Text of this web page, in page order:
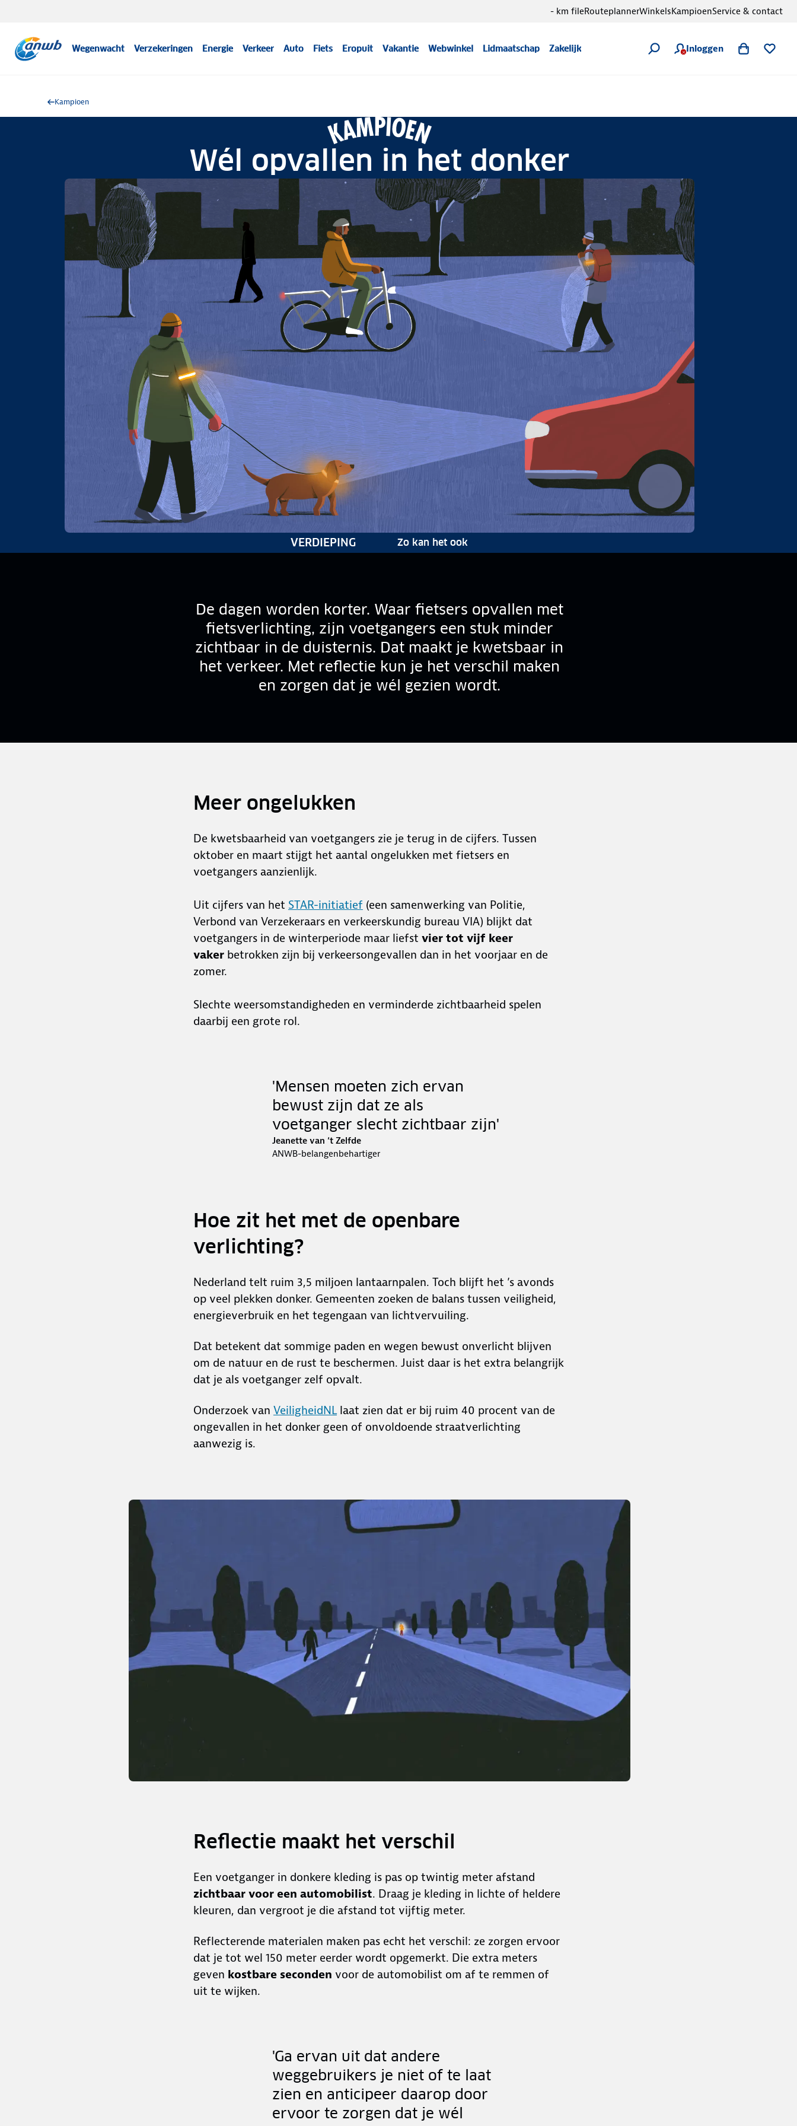
Wegenwacht Verzekeringen Energie Verkeer Auto Fiets Eropuit Vakantie Webwinkel Lidmaatschap Zakelijk Inloggen
- km fileRouteplannerWinkelsKampioenService & contact
Kampioen
Wél opvallen in het donker
RUBRIEK:
VERDIEPING Zo kan het ook
De dagen worden korter. Waar fietsers opvallen met
fietsverlichting, zijn voetgangers een stuk minder
zichtbaar in de duisternis. Dat maakt je kwetsbaar in
het verkeer. Met reflectie kun je het verschil maken
en zorgen dat je wél gezien wordt.
Meer ongelukken
De kwetsbaarheid van voetgangers zie je terug in de cijfers. Tussen
oktober en maart stijgt het aantal ongelukken met fietsers en
voetgangers aanzienlijk.
Uit cijfers van het STAR-initiatief (een samenwerking van Politie,
Verbond van Verzekeraars en verkeerskundig bureau VIA) blijkt dat
voetgangers in de winterperiode maar liefst vier tot vijf keer
vakerbetrokken zijn bij verkeersongevallen dan in het voorjaar en de
zomer.
Slechte weersomstandigheden en verminderde zichtbaarheid spelen
daarbij een grote rol.
'Mensen moeten zich ervan
bewust zijn dat ze als
voetganger slecht zichtbaar zijn'
Jeanette van ‘t Zelfde
ANWB-belangenbehartiger
Hoe zit het met de openbare
verlichting?
Nederland telt ruim 3,5 miljoen lantaarnpalen. Toch blijft het ’s avonds
op veel plekken donker. Gemeenten zoeken de balans tussen veiligheid,
energieverbruik en het tegengaan van lichtvervuiling.
Dat betekent dat sommige paden en wegen bewust onverlicht blijven
om de natuur en de rust te beschermen. Juist daar is het extra belangrijk
dat je als voetganger zelf opvalt.
Onderzoek van VeiligheidNLlaat zien dat er bij ruim 40 procent van de
ongevallen in het donker geen of onvoldoende straatverlichting
aanwezig is.
Reflectie maakt het verschil
Een voetganger in donkere kleding is pas op twintig meter afstand
zichtbaar voor een automobilist. Draag je kleding in lichte of heldere
kleuren, dan vergroot je die afstand tot vijftig meter.
Reflecterende materialen maken pas echt het verschil: ze zorgen ervoor
dat je tot wel 150 meter eerder wordt opgemerkt. Die extra meters
geven kostbare seconden voor de automobilist om af te remmen of
uit te wijken.
'Ga ervan uit dat andere
weggebruikers je niet of te laat
zien en anticipeer daarop door
ervoor te zorgen dat je wél